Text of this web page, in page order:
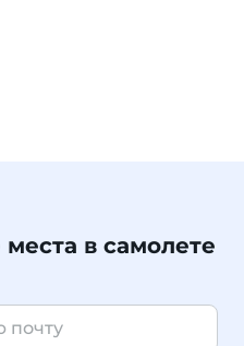
в самолете